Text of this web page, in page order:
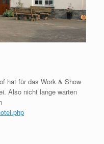
hat für das Work & Show
Also nicht lange warten